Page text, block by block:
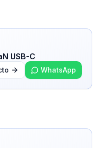
USB-C
WhatsApp